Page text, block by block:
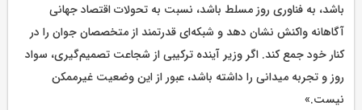
باشد، به فناوری روز مسلط باشد، نسبت به تحولات اقتصاد جهانی
آگاهانه واکنش نشان دهد و شبکه‌ای قدرتمند از متخصصان جوان را در
کنار خود جمع کند. اگر وزیر آینده ترکیبی از شجاعت تصمیم‌گیری، سواد
روز و تجربه میدانی را داشته باشد، عبور از این وضعیت غیرممکن
نیست.»